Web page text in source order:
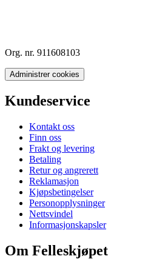
Org. nr. 911608103
Administrer cookies
Kundeservice
Kontakt oss
Finn oss
Frakt og levering
Betaling
Retur og angrerett
Reklamasjon
Kjøpsbetingelser
Personopplysninger
Nettsvindel
Informasjonskapsler
Om Felleskjøpet